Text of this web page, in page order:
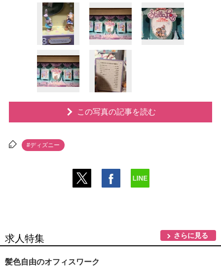
この写真の記事を読む
#ディズニー
求人特集 さらに見る
髪色自由のオフィスワーク